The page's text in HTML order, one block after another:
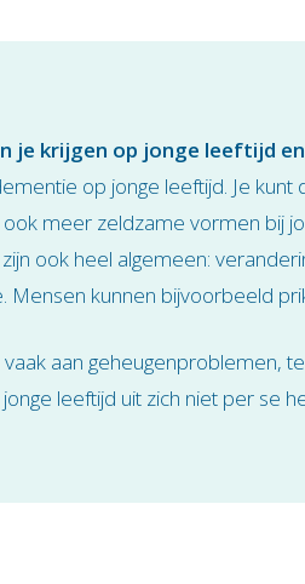
je krijgen op jonge leeftijd
op jonge leeftijd. Je
meer zeldzame vormen
ook heel algemeen:
kunnen bijvoorbeeld
aan geheugenproblemen,
leeftijd uit zich niet per se